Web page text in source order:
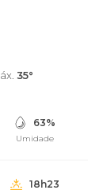
35°
63%
Umidade
18h23